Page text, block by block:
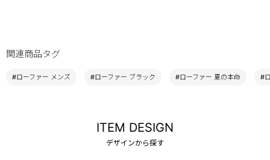
関連商品タグ
#ローファー メンズ #ローファー ブラック #ローファー 夏の本命 #
ITEM DESIGN
デザインから探す